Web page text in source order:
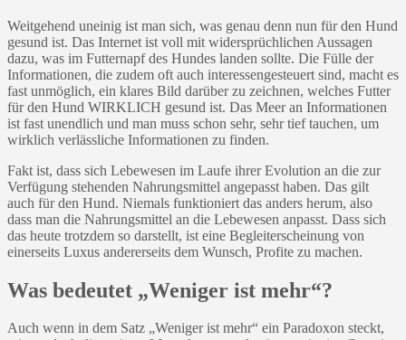
Weitgehend uneinig ist man sich, was genau denn nun für den Hund
gesund ist. Das Internet ist voll mit widersprüchlichen Aussagen
dazu, was im Futternapf des Hundes landen sollte. Die Fülle der
Informationen, die zudem oft auch interessengesteuert sind, macht es
fast unmöglich, ein klares Bild darüber zu zeichnen, welches Futter
für den Hund WIRKLICH gesund ist. Das Meer an Informationen
ist fast unendlich und man muss schon sehr, sehr tief tauchen, um
wirklich verlässliche Informationen zu finden.
Fakt ist, dass sich Lebewesen im Laufe ihrer Evolution an die zur
Verfügung stehenden Nahrungsmittel angepasst haben. Das gilt
auch für den Hund. Niemals funktioniert das anders herum, also
dass man die Nahrungsmittel an die Lebewesen anpasst. Dass sich
das heute trotzdem so darstellt, ist eine Begleiterscheinung von
einerseits Luxus andererseits dem Wunsch, Profite zu machen.
Was bedeutet „Weniger ist mehr“?
Auch wenn in dem Satz „Weniger ist mehr“ ein Paradoxon steckt,